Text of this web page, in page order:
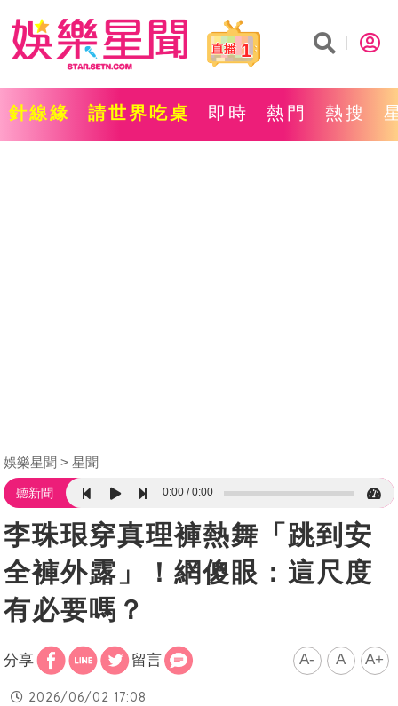
1
針線緣 請世界吃桌 即時 熱門 熱搜
娛樂星聞 星聞
聽新聞 0:00 0:00
李珠珢穿真理褲熱舞「跳到安
全褲外露」！網傻眼：這尺度
有必要嗎？
分享 留言 A- A A+
2026/06/02 17:08